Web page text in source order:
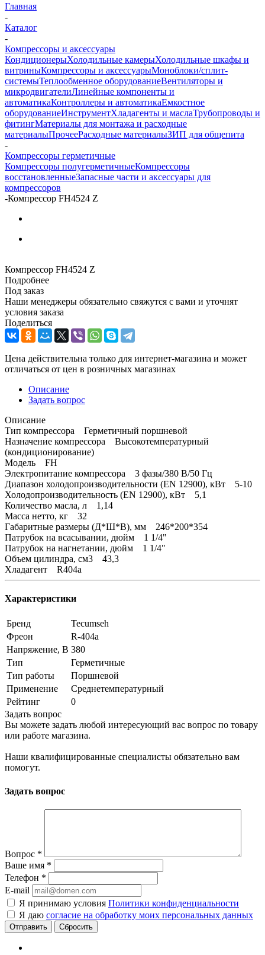
Главная
-
Каталог
-
Компрессоры и аксессуары
КондиционерыХолодильные камерыХолодильные шкафы и
витриныКомпрессоры и аксессуарыМоноблоки/сплит-
системыТеплообменное оборудованиеВентиляторы и
микродвигателиЛинейные компоненты и
автоматикаКонтроллеры и автоматикаЕмкостное
оборудованиеИнструментХладагенты и маслаТрубопроводы и
фитингМатериалы для монтажа и расходные
материалыПрочееРасходные материалыЗИП для общепита
-
Компрессоры герметичные
Компрессоры полугерметичныеКомпрессоры
восстановленныеЗапасные части и аксессуары для
компрессоров
-Компрессор FH4524 Z
Компрессор FH4524 Z
Подробнее
Под заказ
Наши менеджеры обязательно свяжутся с вами и уточнят
условия заказа
Поделиться
Цена действительна только для интернет-магазина и может
отличаться от цен в розничных магазинах
Описание
Задать вопрос
Описание
Тип компрессора Герметичный поршневой
Назначение компрессора Высокотемпературный
(кондиционирование)
Модель FH
Электропитание компрессора 3 фазы/380 В/50 Гц
Диапазон холодопроизводительности (EN 12900), кВт 5-10
Холодопроизводительность (EN 12900), кВт 5,1
Количество масла, л 1,14
Масса нетто, кг 32
Габаритные размеры (Д*Ш*В), мм 246*200*354
Патрубок на всасывании, дюйм 1 1/4"
Патрубок на нагнетании, дюйм 1 1/4"
Объем цилиндра, см3 43,3
Хладагент R404a
Характеристики
Бренд
Tecumseh
Фреон
R-404a
Напряжение, В 380
Тип
Герметичные
Тип работы
Поршневой
Применение
Среднетемпературный
Рейтинг
0
Задать вопрос
Вы можете задать любой интересующий вас вопрос по товару
или работе магазина.
Наши квалифицированные специалисты обязательно вам
помогут.
Задать вопрос
Вопрос *
Ваше имя *
Телефон *
E-mail
Я принимаю условия Политики конфиденциальности
Я даю согласие на обработку моих персональных данных
Сбросить